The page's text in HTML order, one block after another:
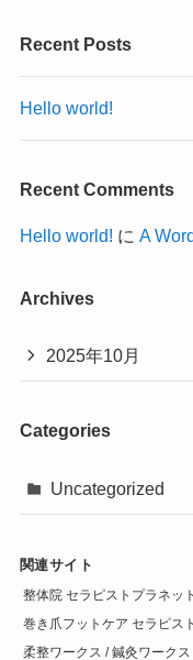
Recent Posts
Hello world!
Recent Comments
Hello world! に A
Archives
2025年10月
Categories
Uncategorized
関連サイト
整体院 セラピストプラネット
巻き爪フットケア セラピス
柔整ワークス / 鍼灸ワークス